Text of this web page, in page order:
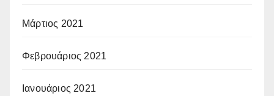
Μάρτιος 2021
Φεβρουάριος 2021
Ιανουάριος 2021